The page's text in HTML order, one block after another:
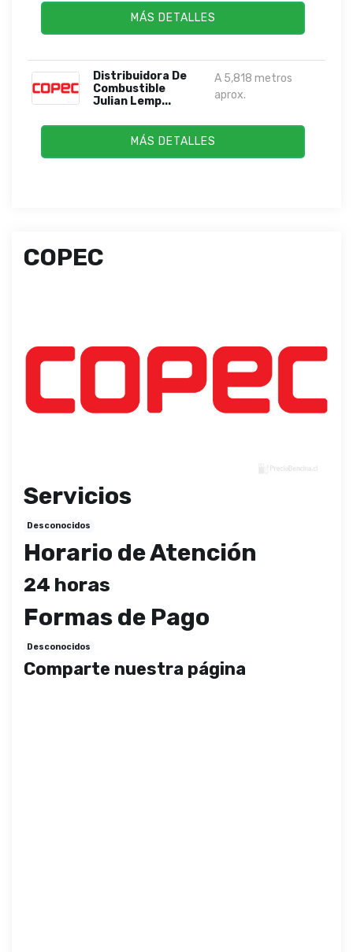
MÁS DETALLES
Distribuidora De
Combustible
Julian Lemp...
A 5,818 metros
aprox.
MÁS DETALLES
COPEC
Servicios
Desconocidos
Horario de Atención
24 horas
Formas de Pago
Desconocidos
Comparte nuestra página